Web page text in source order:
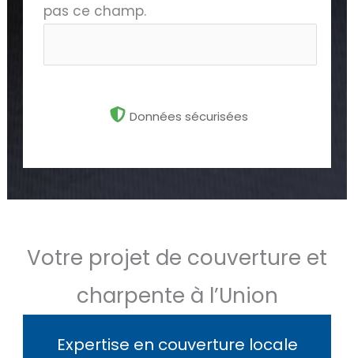
pas ce champ.
Données sécurisées
Votre projet de couverture et
charpente à l’Union
Expertise en couverture locale